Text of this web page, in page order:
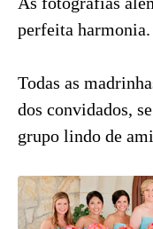
perfeita harmonia.
Todas as
dos convidados,
grupo lindo de